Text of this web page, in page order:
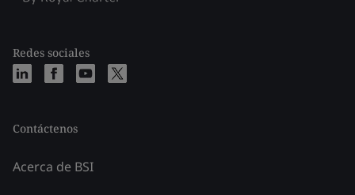
Redes sociales
Contáctenos
Acerca de BSI